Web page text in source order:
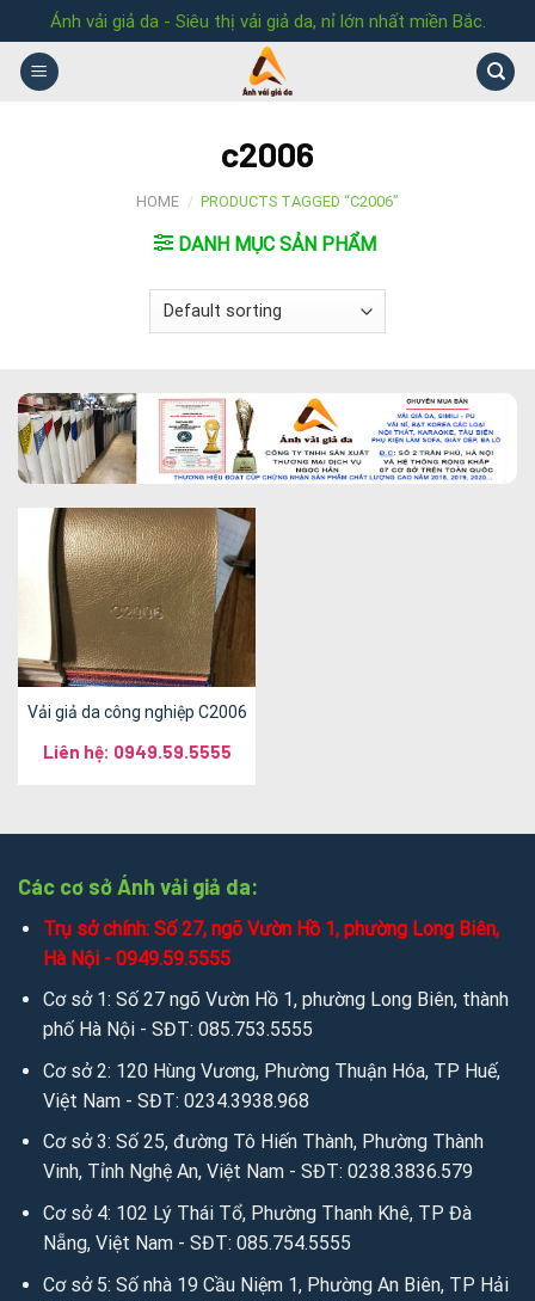
to
content
Ánh vải giả da - Siêu thị vải giả da, nỉ lớn nhất miền Bắc.
c2006
HOME / PRODUCTS TAGGED “C2006”
DANH MỤC SẢN PHẨM
Vải giả da công nghiệp C2006
Liên hệ: 0949.59.5555
Các cơ sở Ánh vải giả da:
Trụ sở chính: Số 27, ngõ Vườn Hồ 1, phường Long Biên,
Hà Nội - 0949.59.5555
Cơ sở 1: Số 27 ngõ Vườn Hồ 1, phường Long Biên, thành
phố Hà Nội - SĐT: 085.753.5555
Cơ sở 2: 120 Hùng Vương, Phường Thuận Hóa, TP Huế,
Việt Nam - SĐT: 0234.3938.968
Cơ sở 3: Số 25, đường Tô Hiến Thành, Phường Thành
Vinh, Tỉnh Nghệ An, Việt Nam - SĐT: 0238.3836.579
Cơ sở 4: 102 Lý Thái Tổ, Phường Thanh Khê, TP Đà
Nẵng, Việt Nam - SĐT: 085.754.5555
Cơ sở 5: Số nhà 19 Cầu Niệm 1, Phường An Biên, TP Hải